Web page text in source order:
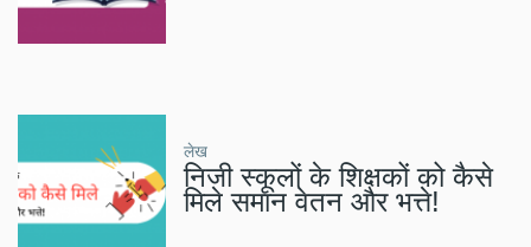
लेख
निजी स्कूलों के शिक्षकों को कैसे
मिले समान वेतन और भत्ते!